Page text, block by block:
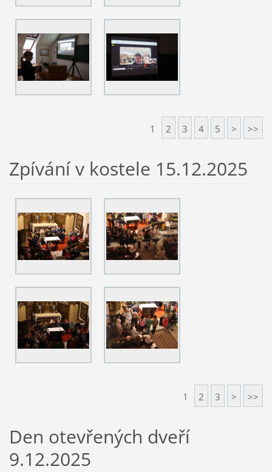
1 2 3 4 5 > >>
Zpívání v kostele 15.12.2025
1 2 3 > >>
Den otevřených dveří
9.12.2025